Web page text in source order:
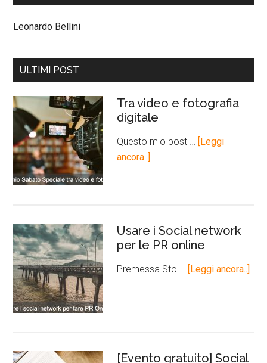
Leonardo Bellini
ULTIMI POST
Tra video e fotografia
digitale
Questo mio post …
[Leggi
ancora..]
Usare i Social network
per le PR online
Premessa Sto … [Leggi ancora..]
[Evento gratuito] Social